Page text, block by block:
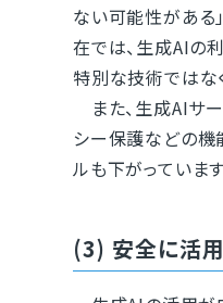
ない可能性がある
在では、生成AIの
特別な技術ではな
また、生成AIサ
シー保護などの機
ルも下がっています
(3) 安全に活